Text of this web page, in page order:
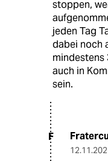
stoppen,
jeden Tag
dabei noch
mindestens
auch in
sein.
F